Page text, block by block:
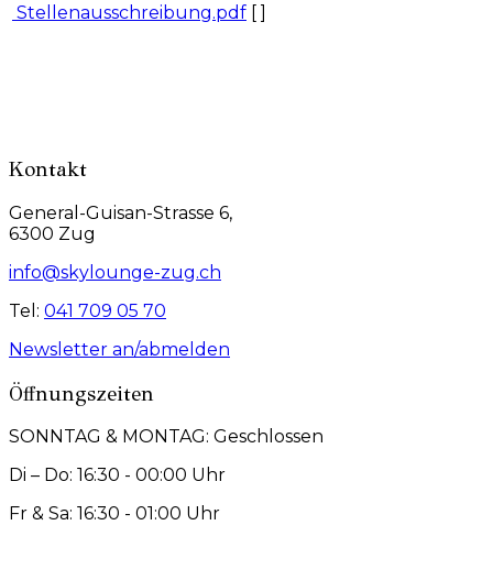
Stellenausschreibung.pdf [ ]
Kontakt
General-Guisan-Strasse 6,
6300 Zug
info@skylounge-zug.ch
Tel: 041 709 05 70
Newsletter an/abmelden
Öffnungszeiten
SONNTAG & MONTAG: Geschlossen
Di – Do: 16:30 - 00:00 Uhr
Fr & Sa: 16:30 - 01:00 Uhr